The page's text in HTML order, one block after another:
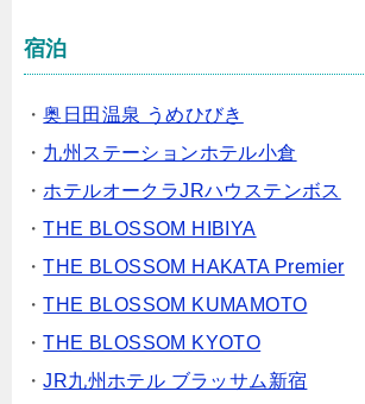
宿泊
・奥日田温泉 うめひびき
・ 九州ステーションホテル小倉
・ ホテルオークラJRハウステンボス
・THE BLOSSOM HIBIYA
・THE BLOSSOM HAKATA Premier
・THE BLOSSOM KUMAMOTO
・THE BLOSSOM KYOTO
・JR九州ホテル ブラッサム新宿